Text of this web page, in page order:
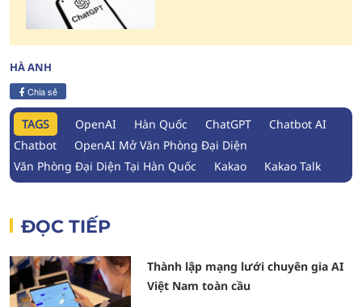
HÀ ANH
Chia sẻ
TAGS OpenAI Hàn Quốc ChatGPT
Chatbot AI
Chatbot
OpenAI Mở Văn Phòng Đại Diện
Văn Phòng Đại Diện Tại Hàn Quốc
Kakao Kakao Talk
ĐỌC TIẾP
Thành lập mạng lưới chuyên gia AI
Việt Nam toàn cầu